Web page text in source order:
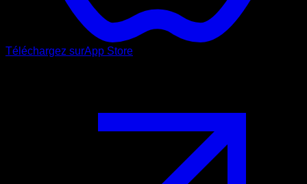
Téléchargez surApp Store